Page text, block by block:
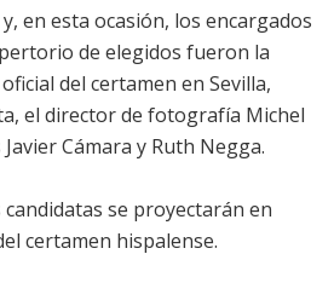
en esta ocasión, los encargados
de elegidos fueron la
del certamen en Sevilla,
el director de fotografía Michel
Cámara y Ruth Negga.
se proyectarán en
certamen hispalense.